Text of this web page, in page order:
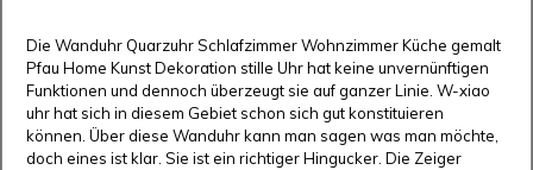
Die Wanduhr Quarzuhr Schlafzimmer Wohnzimmer Küche gemalt
Pfau Home Kunst Dekoration stille Uhr hat keine unvernünftigen
Funktionen und dennoch überzeugt sie auf ganzer Linie. W-xiao
uhr hat sich in diesem Gebiet schon sich gut konstituieren
können. Über diese Wanduhr kann man sagen was man möchte,
doch eines ist klar. Sie ist ein richtiger Hingucker. Die Zeiger